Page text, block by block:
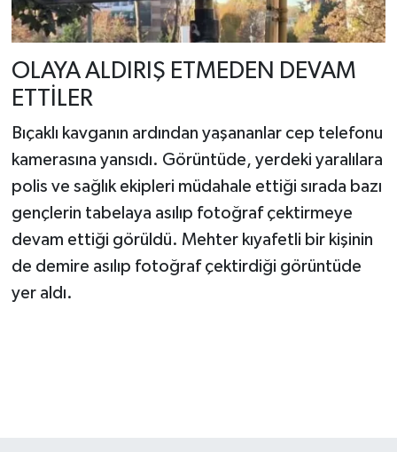
OLAYA ALDIRIŞ ETMEDEN DEVAM
ETTİLER
Bıçaklı kavganın ardından yaşananlar cep telefonu
kamerasına yansıdı. Görüntüde, yerdeki yaralılara
polis ve sağlık ekipleri müdahale ettiği sırada bazı
gençlerin tabelaya asılıp fotoğraf çektirmeye
devam ettiği görüldü. Mehter kıyafetli bir kişinin
de demire asılıp fotoğraf çektirdiği görüntüde
yer aldı.